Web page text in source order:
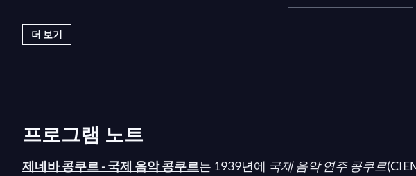
더 보기
프로그램 노트
제네바 콩쿠르 - 국제 음악 콩쿠르는 1939년에 국제 음악 연주 콩쿠르